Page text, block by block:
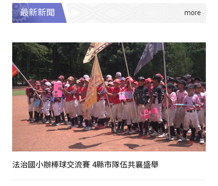
最新新聞
法治國小辦棒球交流賽 4縣市隊伍共襄盛舉